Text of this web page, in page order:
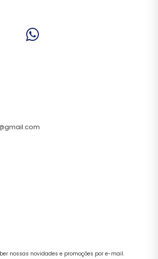
nossas novidades e promoções por e-mail.